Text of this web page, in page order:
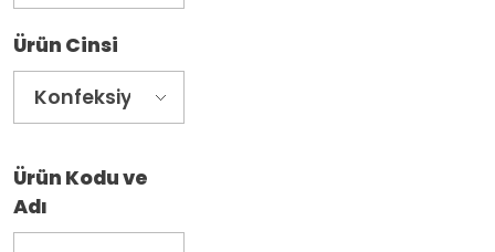
Ürün Cinsi
Ürün Kodu ve
Adı